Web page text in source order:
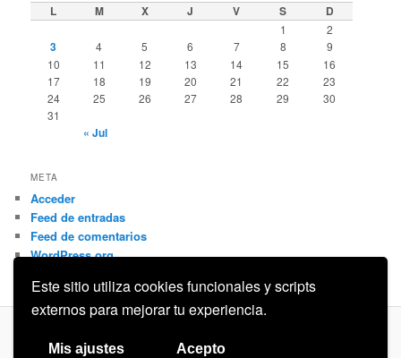
Este sitio utiliza cookies funcionales y scripts
externos para mejorar tu experiencia.
Mis ajustes Acepto
L M X J V S D
1 2
3 4 5 6 7 8
9
10
11 12 13 14 15
16
17
18 19 20 21 22
23
24
25 26 27 28 29
30
31
« Jul
META
Acceder
Feed de entradas
Feed de comentarios
WordPress.org
Privacidad Funciona gracias a WordPress